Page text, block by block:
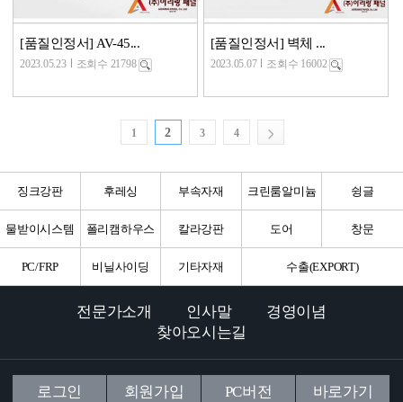
[품질인정서] AV-45...
2023.05.23 조회수 21798
[품질인정서] 벽체 ...
2023.05.07 조회수 16002
1 2 3 4
징크강판 후레싱 부속자재 크린룸알미늄 슁글
물받이시스템 폴리캠하우스 칼라강판 도어 창문
PC/FRP 비닐사이딩 기타자재 수출(EXPORT)
전문가소개 인사말
경영이념
찾아오시는길
로그인 회원가입 PC버전 바로가기